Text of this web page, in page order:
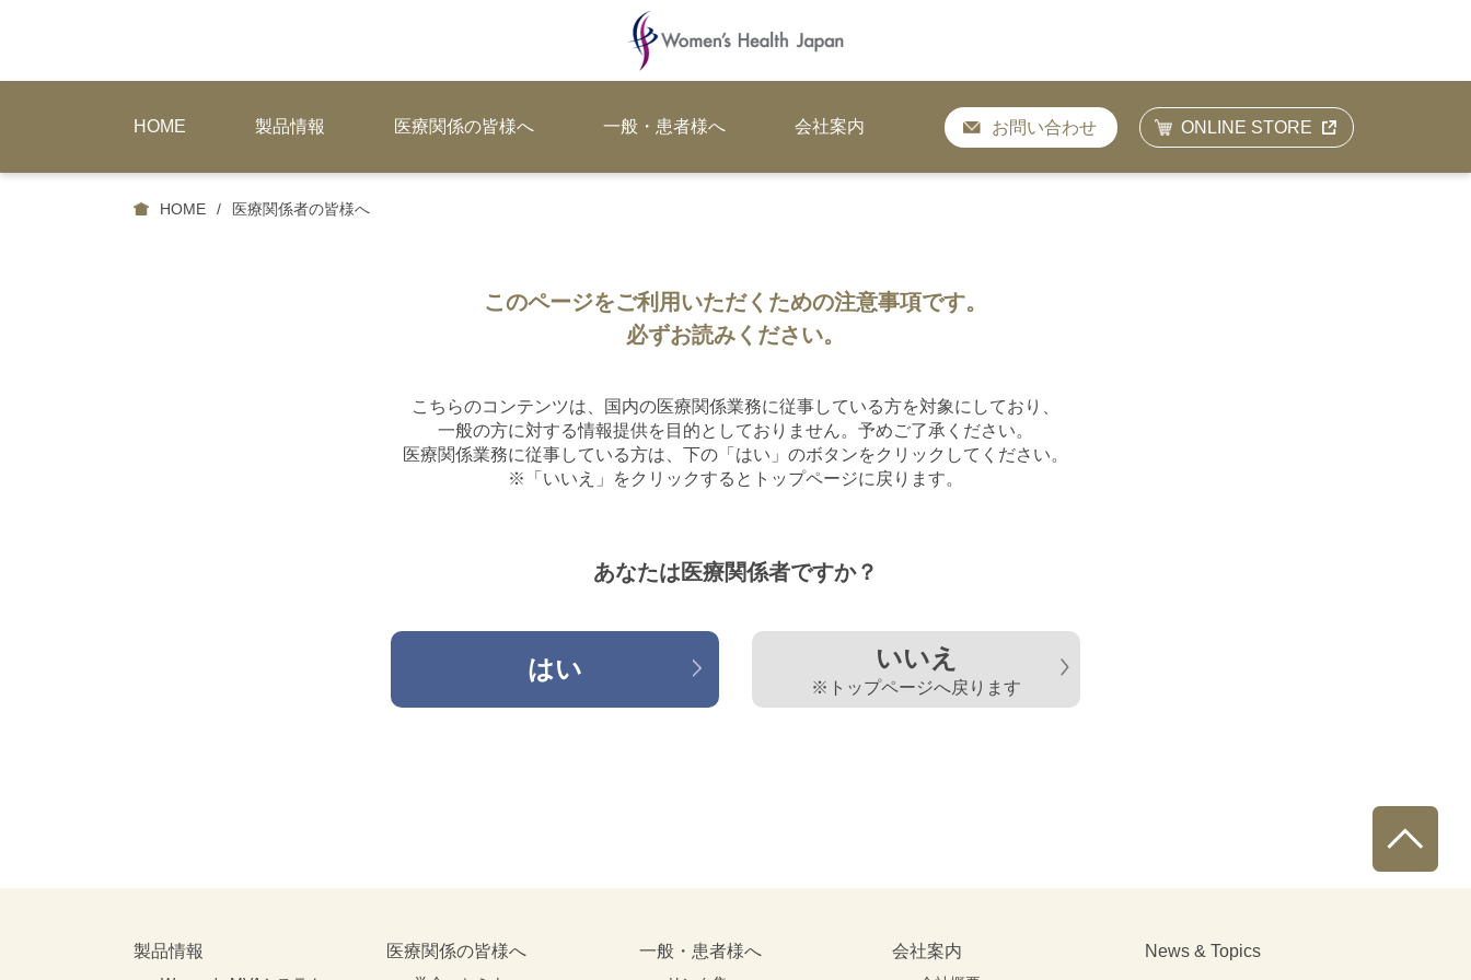
HOME 製品情報 医療関係の皆様へ 一般・患者様へ 会社案内 お問い合わせ ONLINE STORE
HOME 医療関係者の皆様へ
このページをご利用いただくための注意事項です。
必ずお読みください。
こちらのコンテンツは、国内の医療関係業務に従事している方を対象にしており、
一般の方に対する情報提供を目的としておりません。予めご了承ください。
医療関係業務に従事している方は、下の「はい」のボタンをクリックしてください。
※「いいえ」をクリックするとトップページに戻ります。
あなたは医療関係者ですか？
はい いいえ
※トップページへ戻ります
製品情報 医療関係の皆様へ 一般・患者様へ 会社案内 News & Topics